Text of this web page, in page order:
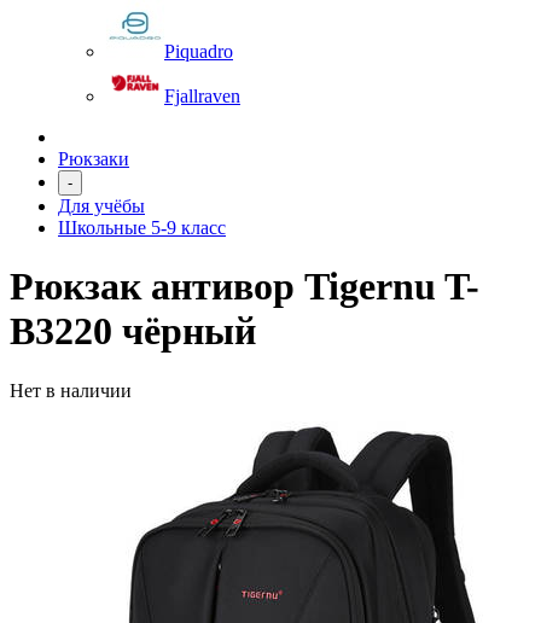
Piquadro
Fjallraven
Рюкзаки
-
Для учёбы
Школьные 5-9 класс
Рюкзак антивор Tigernu T-
B3220 чёрный
Нет в наличии